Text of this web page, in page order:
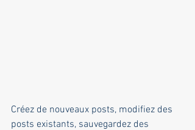
Créez de nouveaux posts, modifiez des
posts existants, sauvegardez des